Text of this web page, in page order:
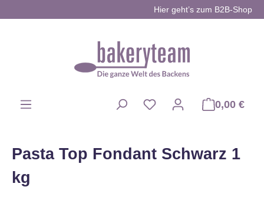
Hier geht’s zum B2B-Shop
0,00 €
Pasta Top Fondant Schwarz 1
kg